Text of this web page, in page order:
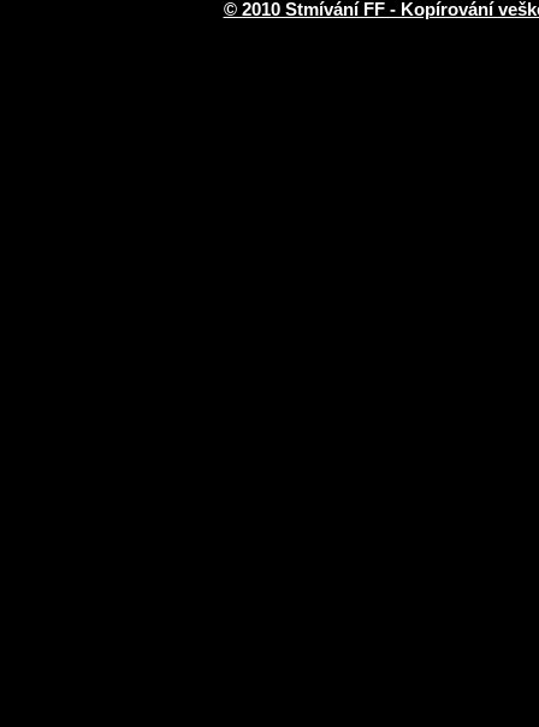
© 2010 Stmívání FF - Kopírování